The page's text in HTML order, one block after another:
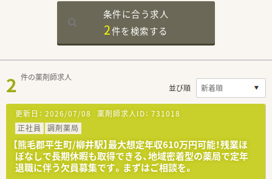
条件に合う求人
2件を検索する
2 件の薬剤師求人
並び順
更新日： 2026/07/08 薬剤師求人ID： 731018
正社員
調剤薬局
【熊毛郡平生町/柳井駅】最大想定年収610万円可能！残業ほ
ぼなしで長期休暇も取得できる、地域密着型の薬局で定年
退職に伴う欠員募集です。まずはご相談を。